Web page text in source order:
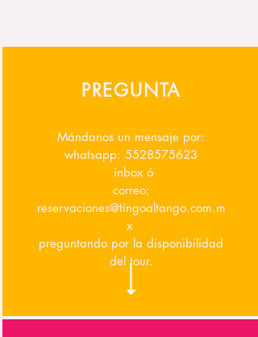
PREGUNTA
Mándanos un mensaje por:
whatsapp: 5528575623
inbox ó
correo:
reservaciones@tingoaltango.com.m
x
preguntando por la disponibilidad
del tour.